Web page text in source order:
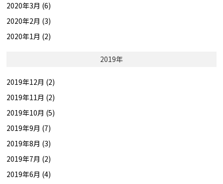
2020年3月 (6)
2020年2月 (3)
2020年1月 (2)
2019年
2019年12月 (2)
2019年11月 (2)
2019年10月 (5)
2019年9月 (7)
2019年8月 (3)
2019年7月 (2)
2019年6月 (4)